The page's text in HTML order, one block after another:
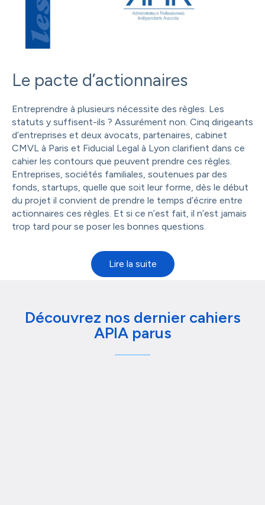
Le pacte d’actionnaires
Entreprendre à plusieurs nécessite des règles. Les
statuts y suffisent-ils ? Assurément non. Cinq dirigeants
d’entreprises et deux avocats, partenaires, cabinet
CMVL à Paris et Fiducial Legal à Lyon clarifient dans ce
cahier les contours que peuvent prendre ces règles.
Entreprises, sociétés familiales, soutenues par des
fonds, startups, quelle que soit leur forme, dès le début
du projet il convient de prendre le temps d’écrire entre
actionnaires ces règles. Et si ce n’est fait, il n’est jamais
trop tard pour se poser les bonnes questions.
Découvrez nos dernier cahiers
APIA parus